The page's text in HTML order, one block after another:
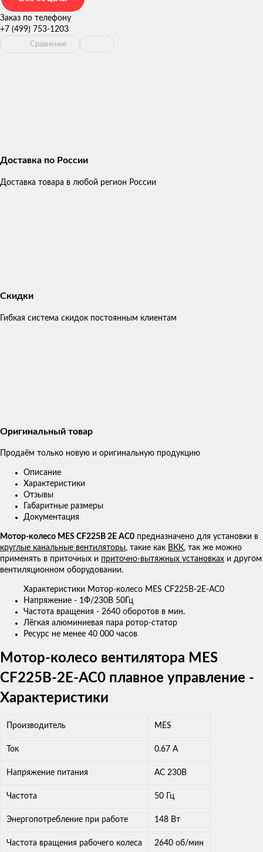
Заказ по телефону
+7 (499) 753-1203
Сравнение
Доставка по России
Доставка товара в любой регион России
Скидки
Гибкая система скидок постоянным клиентам
Оригинальный товар
Продаём только новую и оригинальную продукцию
Описание
Характеристики
Отзывы
Габаритные размеры
Документация
Мотор-колесо MES CF225B 2E AC0 предназначено для установки в
круглые канальные вентиляторы, такие как ВКК, так же можно
применять в приточных и приточно-вытяжных установках и другом
вентиляционном оборудовании.
Характеристики Мотор-колесо MES CF225B-2E-AC0
Напряжение - 1Ф/230В 50Гц
Частота вращения - 2640 оборотов в мин.
Лёгкая алюминиевая пара ротор-статор
Ресурс не менее 40 000 часов
Мотор-колесо вентилятора MES
CF225B-2E-AC0 плавное управление -
Характеристики
Производитель MES
Ток 0.67 A
Напряжение питания AC 230В
Частота 50 Гц
Энергопотребление при работе 148 Вт
Частота вращения рабочего колеса 2640 об/мин